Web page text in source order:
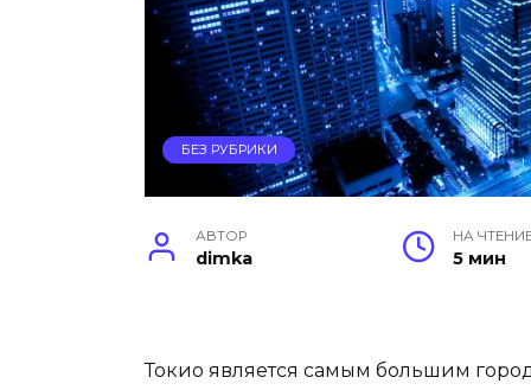
БЕЗ РУБРИКИ
АВТОР
dimka
НА
5 мин
Токио является самым большим